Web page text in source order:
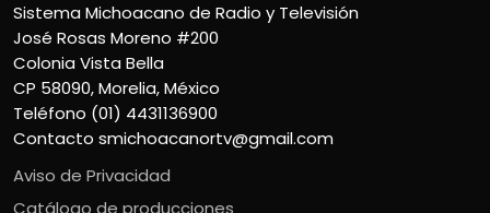
Sistema Michoacano de Radio y Televisión
José Rosas Moreno #200
Colonia Vista Bella
CP 58090, Morelia, México
Teléfono (01) 4431136900
Contacto smichoacanortv@gmail.com
Aviso de Privacidad